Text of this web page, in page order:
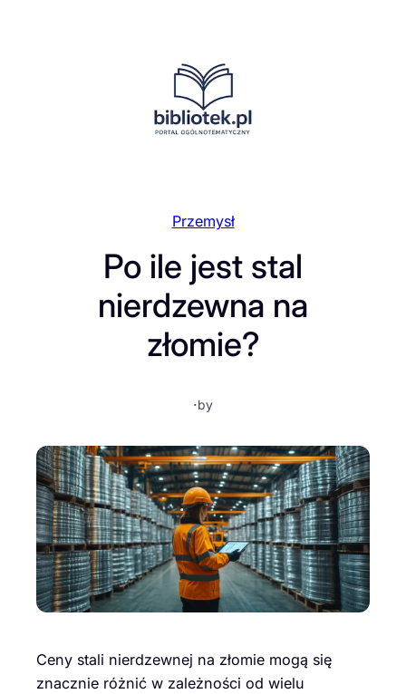
Przemysł
Po ile jest stal
nierdzewna na
złomie?
·by
Ceny stali nierdzewnej na złomie mogą się
znacznie różnić w zależności od wielu